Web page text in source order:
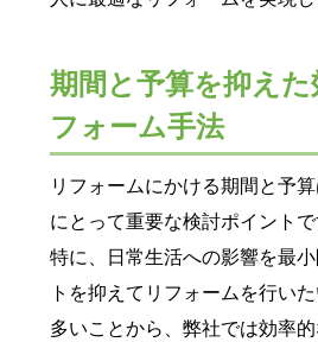
期間と予算を抑えた
フォーム手法
リフォームにかける期間と予
にとって重要な検討ポイントで
特に、日常生活への影響を最
トを抑えてリフォームを行い
多いことから、弊社では効率